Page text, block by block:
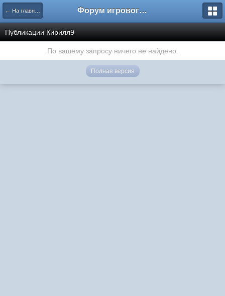
← На главную Форум игрового проекта Riverrise
Публикации Кирилл9
По вашему запросу ничего не найдено.
Полная версия